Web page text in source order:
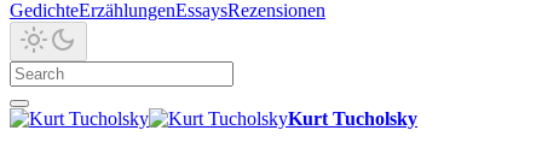
GedichteErzählungenEssaysRezensionen
Kurt Tucholsky